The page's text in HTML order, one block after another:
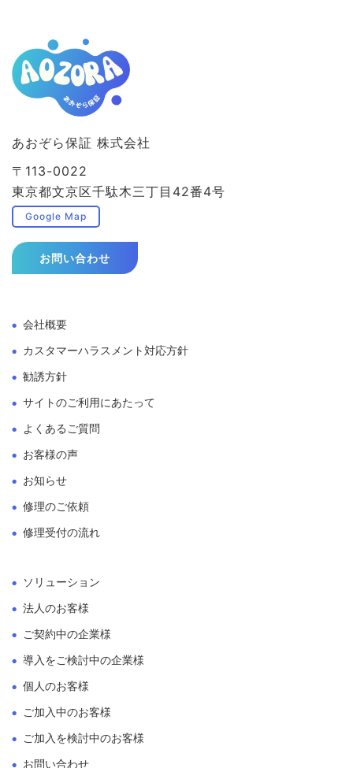
あおぞら保証 株式会社
〒113-0022
東京都文京区千駄木三丁目42番4号
Google Map
お問い合わせ
会社概要
カスタマーハラスメント対応方針
勧誘方針
サイトのご利用にあたって
よくあるご質問
お客様の声
お知らせ
修理のご依頼
修理受付の流れ
ソリューション
法人のお客様
ご契約中の企業様
導入をご検討中の企業様
個人のお客様
ご加入中のお客様
ご加入を検討中のお客様
お問い合わせ